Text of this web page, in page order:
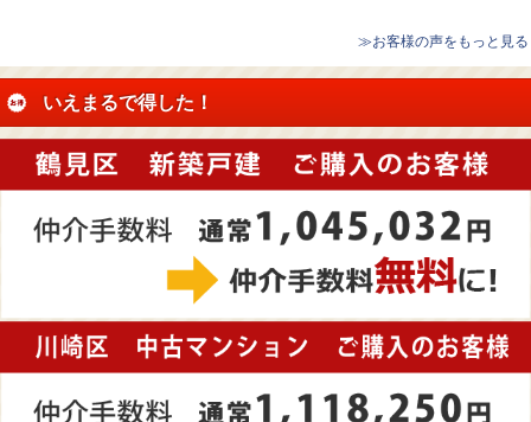
≫お客様の声をもっと見る
いえまるで得した！